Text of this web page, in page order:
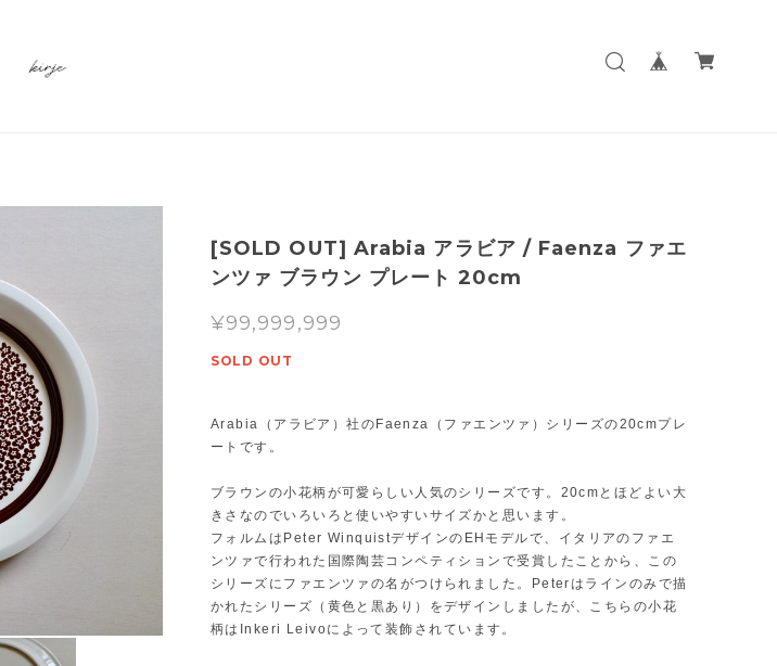
[SOLD OUT] Arabia アラビア / Faenza ファエ
ンツァ ブラウン プレート 20cm
¥99,999,999
SOLD OUT
Arabia（アラビア）社のFaenza（ファエンツァ）シリーズの20cmプレ
ートです。
ブラウンの小花柄が可愛らしい人気のシリーズです。20cmとほどよい大
きさなのでいろいろと使いやすいサイズかと思います。
フォルムはPeter WinquistデザインのEHモデルで、イタリアのファエ
ンツァで行われた国際陶芸コンペティションで受賞したことから、この
シリーズにファエンツァの名がつけられました。Peterはラインのみで描
かれたシリーズ（黄色と黒あり）をデザインしましたが、こちらの小花
柄はInkeri Leivoによって装飾されています。